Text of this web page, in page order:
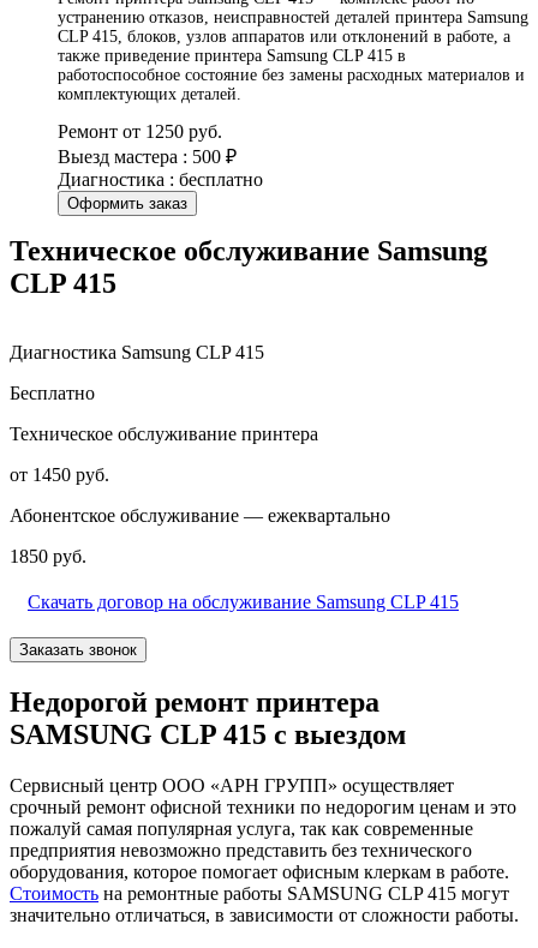
устранению отказов, неисправностей деталей принтера Samsung
CLP 415, блоков, узлов аппаратов или отклонений в работе, а
также приведение принтера Samsung CLP 415 в
работоспособное состояние без замены расходных материалов и
комплектующих деталей.
Ремонт от 1250 руб.
Выезд мастера : 500 ₽
Диагностика : бесплатно
Оформить заказ
Техническое обслуживание Samsung
CLP 415
Диагностика Samsung CLP 415
Бесплатно
Техническое обслуживание принтера
от 1450 руб.
Абонентское обслуживание — ежеквартально
1850 руб.
Скачать договор на обслуживание Samsung CLP 415
Заказать звонок
Недорогой ремонт принтера
SAMSUNG CLP 415 с выездом
Сервисный центр ООО «АРН ГРУПП» осуществляет
срочный ремонт офисной техники по недорогим ценам и это
пожалуй самая популярная услуга, так как современные
предприятия невозможно представить без технического
оборудования, которое помогает офисным клеркам в работе.
Стоимость на ремонтные работы SAMSUNG CLP 415 могут
значительно отличаться, в зависимости от сложности работы.